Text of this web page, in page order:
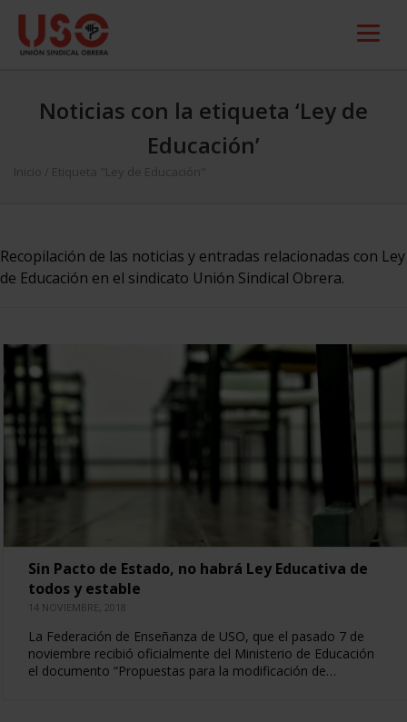
Noticias con la etiqueta ‘Ley de
Educación’
Inicio Etiqueta "Ley de Educación"
Recopilación de las noticias y entradas relacionadas con Ley
de Educación en el sindicato Unión Sindical Obrera.
Sin Pacto de Estado, no habrá Ley Educativa de
todos y estable
14 NOVIEMBRE, 2018
La Federación de Enseñanza de USO, que el pasado 7 de
noviembre recibió oficialmente del Ministerio de Educación
el documento “Propuestas para la modificación de…